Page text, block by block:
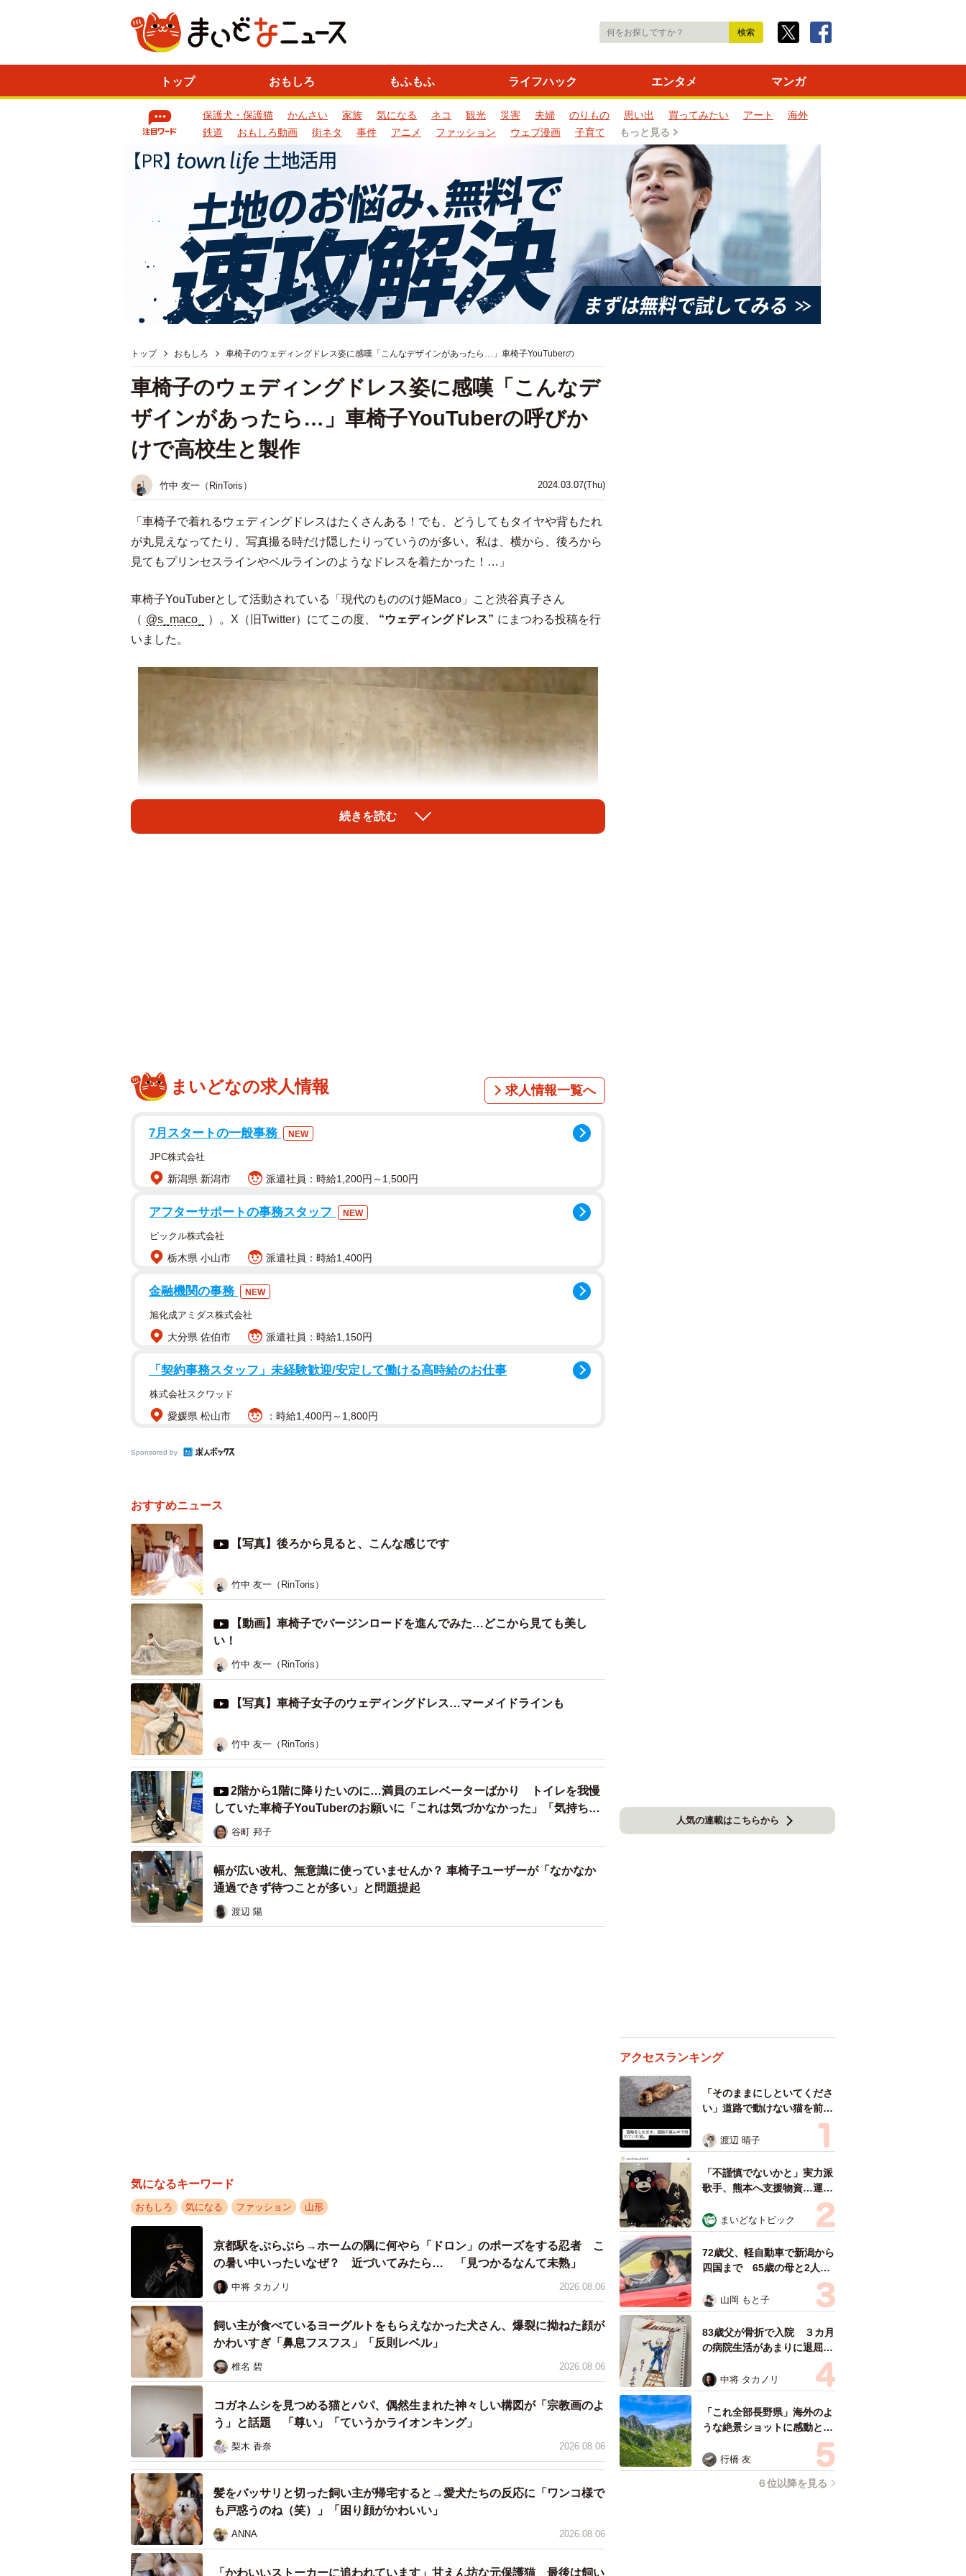
トップ おもしろ もふもふ ライフハック エンタメ マンガ
保護犬・保護猫 かんさい 家族 気になる ネコ 観光 災害 夫婦 のりもの 思い出 買ってみたい アート
海外
鉄道
おもしろ動画 街ネタ 事件 アニメ ファッション ウェブ漫画 子育て もっと見る
トップ おもしろ 車椅子のウェディングドレス姿に感嘆「こんなデザインがあったら…」車椅子YouTuberの
2024.03.07(Thu)
車椅子のウェディングドレス姿に感嘆「こんなデ
ザインがあったら…」車椅子YouTuberの呼びか
けで高校生と製作
竹中 友一（RinToris）
「車椅子で着れるウェディングドレスはたくさんある！でも、どうしてもタイヤや背もたれ
が丸見えなってたり、写真撮る時だけ隠したりっていうのが多い。私は、横から、後ろから
見てもプリンセスラインやベルラインのようなドレスを着たかった！…」
車椅子YouTuberとして活動されている「現代のもののけ姫Maco」こと渋谷真子さん
（ @s_maco_ ）。X（旧Twitter）にてこの度、 “ウェディングドレス” にまつわる投稿を行
いました。
1/3
車椅子のユーザーがウェディングドレスを着るとしたら、選択肢が限られ、車椅子のタイヤ
や背もたれの部分が丸見えになってしまうものも…。ここで、渋谷さんは考えました。
「車椅子でも、もっと綺麗に着られるウェディングドレスがいい」
投稿で紹介されているドレスは、まさにそんな願いを実現させたもの。ドレスが全体をすっ
ンがしっかり維持されています。
車椅子で着れるウェディングドレスはたくさんある！
だけ隠したりっていうのが多い�
私は、横から、後ろから見てもプリンセスラインやベルラインのよう
なドレスを着たかった！…
pic.twitter.com/iJeAMNlVk5
— 渋谷真子 (@s_maco_)
渋谷さんのそんな想いから製作されたウェディングドレス。
「なんて美しい！！」
「すごい綺麗ですね。ウェディング業界の人間として感動しかありません」
「ドレスが車椅子の前輪に巻き込まれていないし、ラインを保ったまま車椅子を自力で進め
ている」
「諦めなくていいんだって励みになります」
Xのリプ欄にも、このような感動の声があがっています。
地元・鶴岡市のシルクを使って、学生たちが作る
車椅子でも綺麗に着られるドレスを紹介された渋谷さん。投稿にて、その製作にまつわる経
緯も紹介されています。
渋谷さんは山形県鶴岡市在住。実はこのドレス、渋谷さんの地元の名産 “鶴岡シルク” を使
って、
地元の高校生たちが作った ものだそうです。
鶴岡市は、日本最北端の絹産地としても名高い地域。いまも「養蚕から絹織物まで、一貫工
程が残る国内唯一の地」とされ、２０１７年には日本遺産にも認定されました。
そんな上質な鶴岡シルクを使い、地元の高校・山形県立鶴岡中央高等学校総合学科で服飾を
専攻している学生さんたちが、極上のドレスを作り上げています。
続きを読む
まいどなの求人情報 求人情報一覧へ
7月スタートの一般事務 NEW
JPC株式会社
新潟県 新潟市 派遣社員：時給1,200円～1,500円
アフターサポートの事務スタッフ NEW
ピックル株式会社
栃木県 小山市 派遣社員：時給1,400円
金融機関の事務 NEW
旭化成アミダス株式会社
大分県 佐伯市 派遣社員：時給1,150円
「契約事務スタッフ」未経験歓迎/安定して働ける高時給のお仕事
株式会社スクワッド
愛媛県 松山市 ：時給1,400円～1,800円
Sponsored by
おすすめニュース
【写真】後ろから見ると、こんな感じです
竹中 友一（RinToris）
【動画】車椅子でバージンロードを進んでみた…どこから見ても美し
い！
竹中 友一（RinToris）
【写真】車椅子女子のウェディングドレス…マーメイドラインも
竹中 友一（RinToris）
2階から1階に降りたいのに…満員のエレベーターばかり トイレを我慢
していた車椅子YouTuberのお願いに「これは気づかなかった」「気持ちわ
かります」
谷町 邦子
幅が広い改札、無意識に使っていませんか？ 車椅子ユーザーが「なかなか
通過できず待つことが多い」と問題提起
渡辺 陽
気になるキーワード
おもしろ 気になる ファッション 山形
京都駅をぶらぶら→ホームの隅に何やら「ドロン」のポーズをする忍者 こ
の暑い中いったいなぜ？ 近づいてみたら… 「見つかるなんて未熟」
中将 タカノリ 2026.08.06
飼い主が食べているヨーグルトをもらえなかった犬さん、爆裂に拗ねた顔が
かわいすぎ「鼻息フスフス」「反則レベル」
椎名 碧 2026.08.06
コガネムシを見つめる猫とパパ、偶然生まれた神々しい構図が「宗教画のよ
う」と話題 「尊い」「ていうかライオンキング」
梨木 香奈 2026.08.06
髪をバッサリと切った飼い主が帰宅すると→愛犬たちの反応に「ワンコ様で
も戸惑うのね（笑）」「困り顔がかわいい」
ANNA 2026.08.06
「かわいいストーカーに追われています」甘えん坊な元保護猫 最後は飼い
人気の連載はこちらから
アクセスランキング
「そのままにしといてくださ
い」道路で動けない猫を前に
返された一言… 懸命に生き
ようとした4日間 「命の重
さはみんな同じ」保護団体代
表の訴え
渡辺 晴子
「不謹慎でないかと」実力派
歌手、熊本へ支援物資…運搬
トラックの車体デザインにた
めらい 「痛いほど伝わる」
「行動され立派」
まいどなトピック
72歳父、軽自動車で新潟から
四国まで 65歳の母と2人で
3泊4日の旅 パーキングの休
憩まで分刻み… 「大学生で
も組まねえよ！」
山岡 もと子
83歳父が骨折で入院 ３カ月
の病院生活があまりに退屈で
い！」→スケッチブックを見
た家族が仰天「これ、売れま
すよ…」
中将 タカノリ
「これ全部長野県」海外のよ
うな絶景ショットに感動と反
響「離れてからいいところだ
ったんだって気づいた」
行橋 友
６位以降を見る